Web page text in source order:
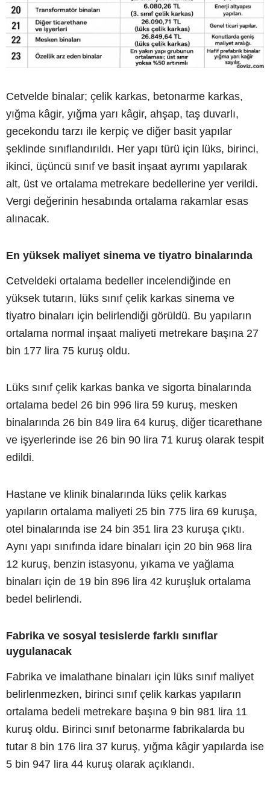
Cetvelde binalar; çelik karkas, betonarme karkas,
yığma kâgir, yığma yarı kâgir, ahşap, taş duvarlı,
gecekondu tarzı ile kerpiç ve diğer basit yapılar
şeklinde sınıflandırıldı. Her yapı türü için lüks, birinci,
ikinci, üçüncü sınıf ve basit inşaat ayrımı yapılarak
alt, üst ve ortalama metrekare bedellerine yer verildi.
Vergi değerinin hesabında ortalama rakamlar esas
alınacak.
En yüksek maliyet sinema ve tiyatro binalarında
Cetveldeki ortalama bedeller incelendiğinde en
yüksek tutarın, lüks sınıf çelik karkas sinema ve
tiyatro binaları için belirlendiği görüldü. Bu yapıların
ortalama normal inşaat maliyeti metrekare başına 27
bin 177 lira 75 kuruş oldu.
Lüks sınıf çelik karkas banka ve sigorta binalarında
ortalama bedel 26 bin 996 lira 59 kuruş, mesken
binalarında 26 bin 849 lira 64 kuruş, diğer ticarethane
ve işyerlerinde ise 26 bin 90 lira 71 kuruş olarak tespit
edildi.
Hastane ve klinik binalarında lüks çelik karkas
yapıların ortalama maliyeti 25 bin 775 lira 69 kuruşa,
otel binalarında ise 24 bin 351 lira 23 kuruşa çıktı.
Aynı yapı sınıfında idare binaları için 20 bin 968 lira
12 kuruş, benzin istasyonu, yıkama ve yağlama
binaları için de 19 bin 896 lira 42 kuruşluk ortalama
bedel belirlendi.
Fabrika ve sosyal tesislerde farklı sınıflar
uygulanacak
Fabrika ve imalathane binaları için lüks sınıf maliyet
belirlenmezken, birinci sınıf çelik karkas yapıların
ortalama bedeli metrekare başına 9 bin 981 lira 11
kuruş oldu. Birinci sınıf betonarme fabrikalarda bu
tutar 8 bin 176 lira 37 kuruş, yığma kâgir yapılarda ise
5 bin 947 lira 44 kuruş olarak açıklandı.